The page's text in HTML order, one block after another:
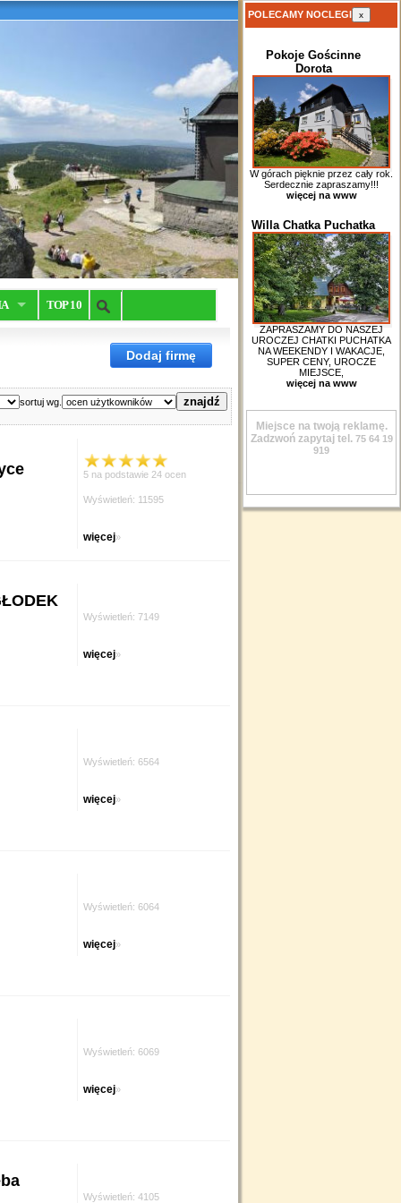
TOP 10
Dodaj firmę
sortuj wg.
5 na podstawie 24 ocen
Wyświetleń: 11595
więcej»
Wyświetleń: 7149
więcej»
Wyświetleń: 6564
więcej»
Wyświetleń: 6064
więcej»
Wyświetleń: 6069
więcej»
Wyświetleń: 4105
POLECAMY NOCLEGI x
Pokoje Gościnne
Dorota
W górach pięknie przez cały rok.
Serdecznie zapraszamy!!!
więcej na www
Willa Chatka Puchatka
ZAPRASZAMY DO NASZEJ
UROCZEJ CHATKI PUCHATKA
NA WEEKENDY I WAKACJE,
SUPER CENY, UROCZE
MIEJSCE,
więcej na www
Miejsce na twoją reklamę.
Zadzwoń zapytaj tel. 75 64 19
919